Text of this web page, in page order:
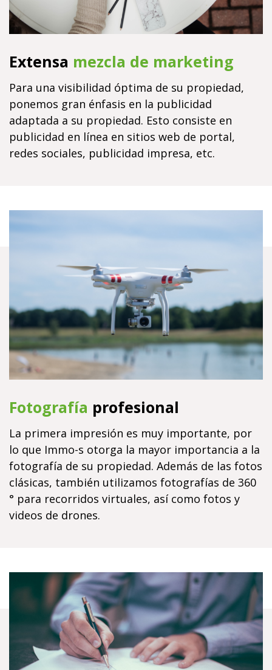
Extensa mezcla de marketing
Para una visibilidad óptima de su propiedad,
ponemos gran énfasis en la publicidad
adaptada a su propiedad. Esto consiste en
publicidad en línea en sitios web de portal,
redes sociales, publicidad impresa, etc.
Fotografía profesional
La primera impresión es muy importante, por
lo que Immo-s otorga la mayor importancia a la
fotografía de su propiedad. Además de las fotos
clásicas, también utilizamos fotografías de 360 ​​
° para recorridos virtuales, así como fotos y
videos de drones.